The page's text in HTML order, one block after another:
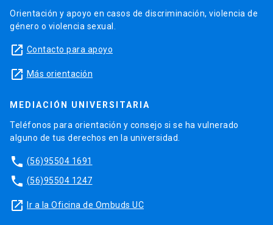
Orientación y apoyo en casos de discriminación, violencia de
género o violencia sexual.
launch Contacto para apoyo
launch Más orientación
MEDIACIÓN UNIVERSITARIA
Teléfonos para orientación y consejo si se ha vulnerado
alguno de tus derechos en la universidad.
phone (56)95504 1691
phone (56)95504 1247
launch Ir a la Oficina de Ombuds UC